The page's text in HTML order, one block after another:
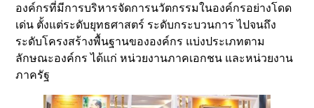
องค์กรที่มีการบริหารจัดการนวัตกรรมในองค์กรอย่างโดด
เด่น ตั้งแต่ระดับยุทธศาสตร์ ระดับกระบวนการ ไปจนถึง
ระดับโครงสร้างพื้นฐานขององค์กร แบ่งประเภทตาม
ลักษณะองค์กร ได้แก่ หน่วยงานภาคเอกชน และหน่วยงาน
ภาครัฐ